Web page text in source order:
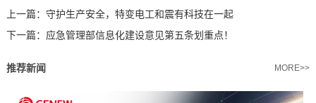
上一篇： 守护生产安全，特变电工和震有科技在一起
下一篇： 应急管理部信息化建设意见第五条划重点！
推荐新闻 MORE>>